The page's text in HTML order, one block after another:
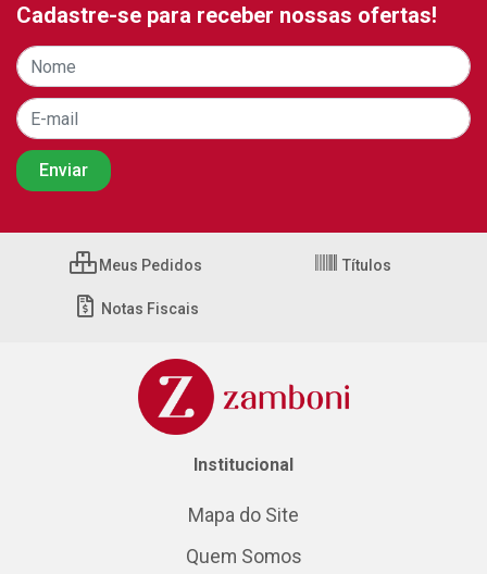
Cadastre-se para receber nossas ofertas!
Meus Pedidos Títulos
Notas Fiscais
Institucional
Mapa do Site
Quem Somos